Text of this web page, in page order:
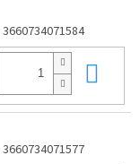
3660734071584
3660734071577